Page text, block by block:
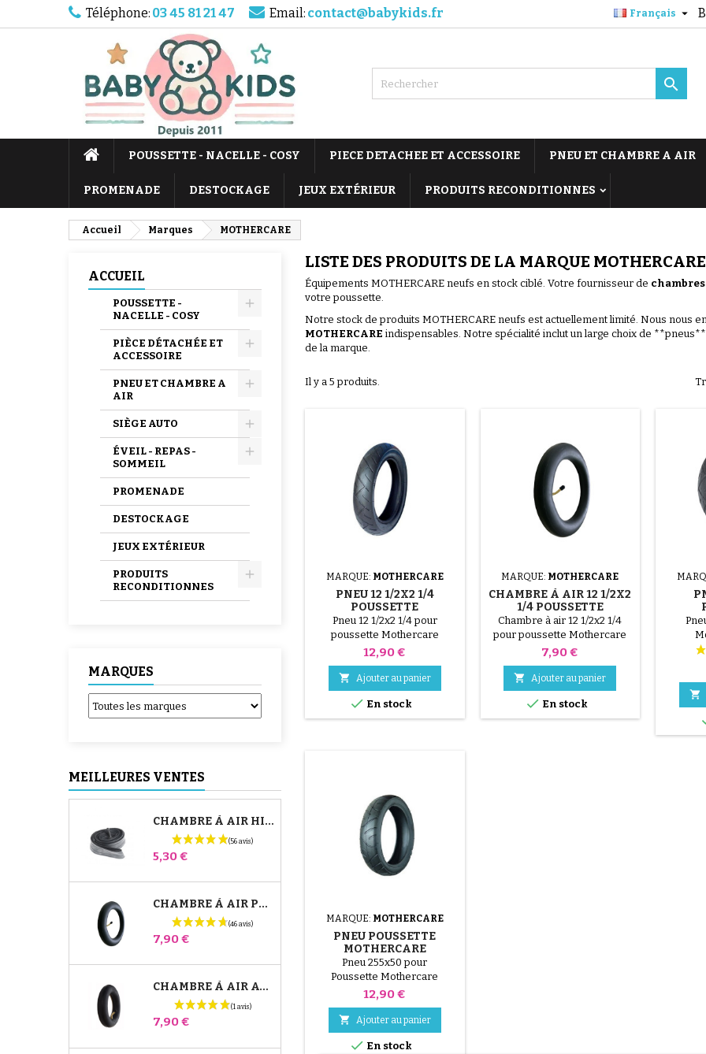
Téléphone: 03 45 81 21 47 Email: contact@babykids.fr Français 

POUSSETTE - NACELLE - COSY PIECE DETACHEE ET ACCESSOIRE PNEU ET CHAMBRE A AIR
PROMENADE DESTOCKAGE JEUX EXTÉRIEUR PRODUITS RECONDITIONNES
Accueil Marques MOTHERCARE
ACCUEIL
POUSSETTE -
NACELLE - COSY
PIÈCE DÉTACHÉE ET
ACCESSOIRE
PNEU ET CHAMBRE A
AIR
SIÈGE AUTO
ÉVEIL - REPAS -
SOMMEIL
PROMENADE
DESTOCKAGE
JEUX EXTÉRIEUR
PRODUITS
RECONDITIONNES
MARQUES
MEILLEURES VENTES
CHAMBRE À AIR HIGH TREK BÉBÉ CONFORT
Prix
5,30 €
CHAMBRE À AIR POUSSETTE JANÉ SLALOM PRO ET POWERTWIN
Prix
7,90 €
CHAMBRE À AIR AVANT POUSSETTE BUGABOO DONKEY
Prix
7,90 €
LISTE DES PRODUITS DE LA MARQUE MOTHERCARE
Équipements MOTHERCARE neufs en stock ciblé. Votre fournisseur de
votre poussette.
Notre stock de produits MOTHERCARE neufs est actuellement limité. Nous nous
MOTHERCARE indispensables. Notre spécialité inclut un large choix de
de la marque.
Il y a 5 produits.
MARQUE: MOTHERCARE
PNEU 12 1/2X2 1/4
POUSSETTE
MOTHERCARE
Pneu 12 1/2x2 1/4 pour
poussette Mothercare
Xtreme , Movix, My3, My4
Prix
12,90 €
 Ajouter au panier
 En stock
MARQUE: MOTHERCARE
CHAMBRE À AIR 12 1/2X2
1/4 POUSSETTE
MOTHERCARE
Chambre à air 12 1/2x2 1/4
pour poussette Mothercare
Xtreme , Movix, My3, My4
Prix
7,90 €
 Ajouter au panier
 En stock

MARQUE: MOTHERCARE
PNEU POUSSETTE
MOTHERCARE
XCURSION
Pneu 255x50 pour
Poussette Mothercare
Xcursion
Prix
12,90 €
 Ajouter au panier
 En stock